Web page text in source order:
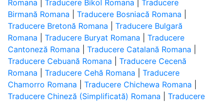
Romana
Traducere Bikol Romana
Traducere
Birmană Romana
Traducere Bosniacă Romana
Traducere Bretonă Romana
Traducere Bulgară
Romana
Traducere Buryat Romana
Traducere
Cantoneză Romana
Traducere Catalană Romana
Traducere Cebuană Romana
Traducere Cecenă
Romana
Traducere Cehă Romana
Traducere
Chamorro Romana
Traducere Chichewa Romana
Traducere Chineză (Simplificată) Romana
Traducere